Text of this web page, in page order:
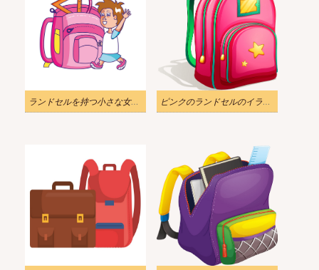
ランドセルを持つ小さな女の子のイラスト png ピンクのランドセルのイラスト PNG透過